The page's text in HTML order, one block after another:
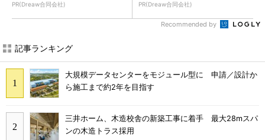
PR(Dreaw合同会社) PR(Dreaw合同会社)
Recommended by
記事ランキング
大規模データセンターをモジュール型に 申請／設計か
ら施工まで約2年を目指す
三井ホーム、木造校舎の新築工事に着手 最大28mスパ
ンの木造トラス採用